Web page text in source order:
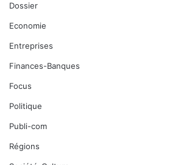
Dossier
Economie
Entreprises
Finances-Banques
Focus
Politique
Publi-com
Régions